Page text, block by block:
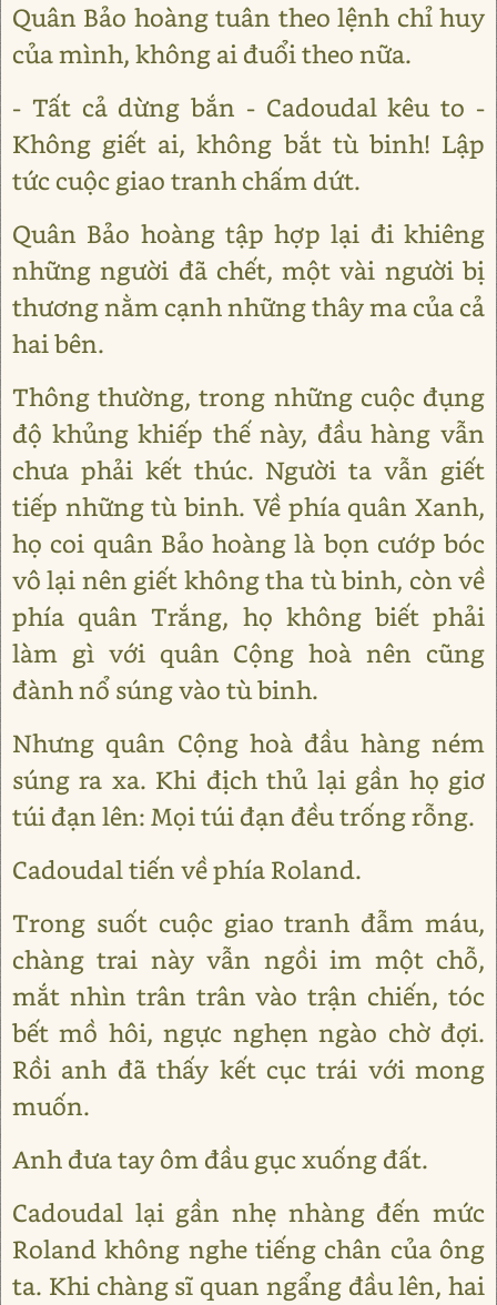
Quân Bảo hoàng tuân theo lệnh chỉ huy
của mình, không ai đuổi theo nữa.
- Tất cả dừng bắn - Cadoudal kêu to -
Không giết ai, không bắt tù binh! Lập
tức cuộc giao tranh chấm dứt.
Quân Bảo hoàng tập hợp lại đi khiêng
những người đã chết, một vài người bị
thương nằm cạnh những thây ma của cả
hai bên.
Thông thường, trong những cuộc đụng
độ khủng khiếp thế này, đầu hàng vẫn
chưa phải kết thúc. Người ta vẫn giết
tiếp những tù binh. Về phía quân Xanh,
họ coi quân Bảo hoàng là bọn cướp bóc
vô lại nên giết không tha tù binh, còn về
phía quân Trắng, họ không biết phải
làm gì với quân Cộng hoà nên cũng
đành nổ súng vào tù binh.
Nhưng quân Cộng hoà đầu hàng ném
súng ra xa. Khi địch thủ lại gần họ giơ
túi đạn lên: Mọi túi đạn đều trống rỗng.
Cadoudal tiến về phía Roland.
Trong suốt cuộc giao tranh đẫm máu,
chàng trai này vẫn ngồi im một chỗ,
mắt nhìn trân trân vào trận chiến, tóc
bết mồ hôi, ngực nghẹn ngào chờ đợi.
Rồi anh đã thấy kết cục trái với mong
muốn.
Anh đưa tay ôm đầu gục xuống đất.
Cadoudal lại gần nhẹ nhàng đến mức
Roland không nghe tiếng chân của ông
ta. Khi chàng sĩ quan ngẩng đầu lên, hai